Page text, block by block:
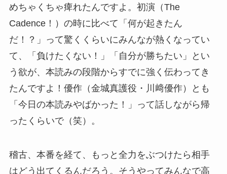
めちゃくちゃ痺れたんですよ。初演（The
Cadence！）の時に比べて「何が起きたん
だ！？」って驚くくらいにみんなが熱くなってい
て、「負けたくない！」「自分が勝ちたい」とい
う欲が、本読みの段階からすでに強く伝わってき
たんですよ！優作（金城真護役・川﨑優作）とも
「今日の本読みやばかった！」って話しながら帰
ったくらいで（笑）。
稽古、本番を経て、もっと全力をぶつけたら相手
はどう出てくるんだろう。そうやってみんなで高